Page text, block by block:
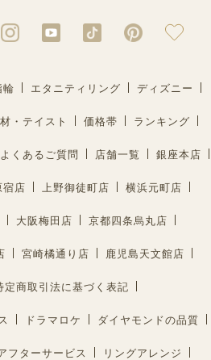
輪 エタニティリング ディズニー
・テイスト 価格帯 ランキング
よくあるご質問 店舗一覧 銀座本店
店 上野御徒町店 横浜元町店
大阪梅田店 京都四条烏丸店
宮崎橘通り店 鹿児島天文館店
定商取引法に基づく表記
ドラマロケ ダイヤモンドの品質
フターサービス リングアレンジ